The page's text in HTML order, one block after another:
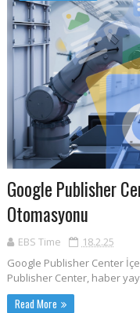
Google Publisher
Otomasyonu
EBS Time
18.2.25
Google Publisher Center
Publisher Center, haber
Read More